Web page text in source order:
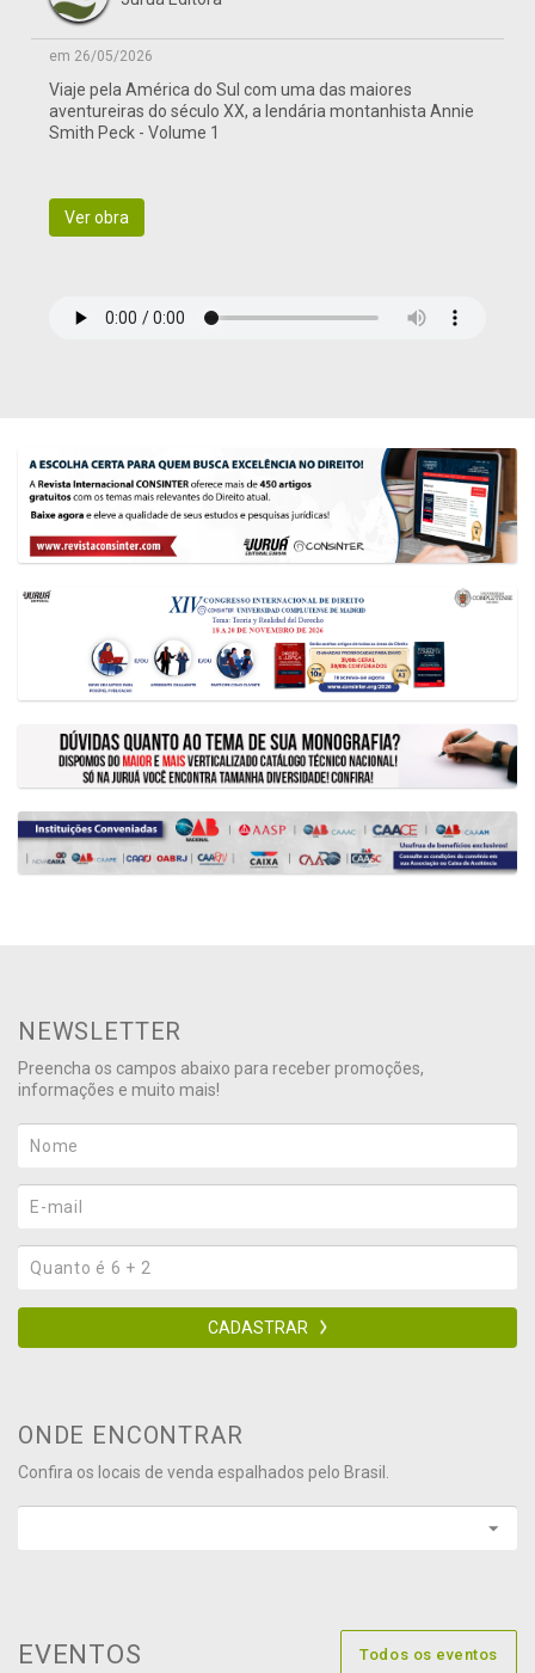
em 26/05/2026
Viaje pela América do Sul com uma das maiores
aventureiras do século XX, a lendária montanhista Annie
Smith Peck - Volume 1
Ver obra
NEWSLETTER
Preencha os campos abaixo para receber promoções,
informações e muito mais!
CADASTRAR
ONDE ENCONTRAR
Confira os locais de venda espalhados pelo Brasil.
EVENTOS Todos os eventos